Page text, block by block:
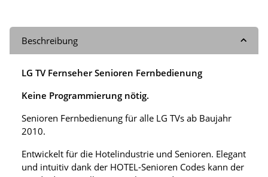
Beschreibung
LG TV Fernseher Senioren Fernbedienung
Keine Programmierung nötig.
Senioren Fernbedienung für alle LG TVs ab Baujahr
2010.
Entwickelt für die Hotelindustrie und Senioren. Elegant
und intuitiv dank der HOTEL-Senioren Codes kann der